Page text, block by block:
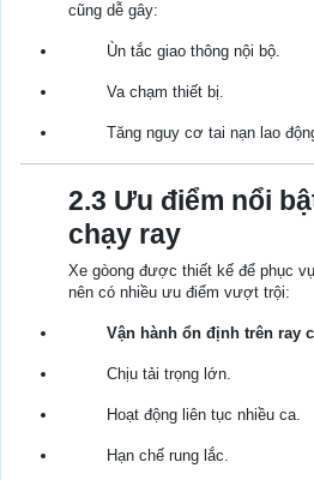
cũng dễ gây:
Ùn tắc giao thông nội bộ.
Va chạm thiết bị.
Tăng nguy cơ tai nạn lao
2.3 Ưu điểm nổi
chạy ray
Xe gòong được thiết kế để phục
nên có nhiều ưu điểm vượt trội:
Vận hành ổn định trên ray
Chịu tải trọng lớn.
Hoạt động liên tục nhiều ca.
Hạn chế rung lắc.